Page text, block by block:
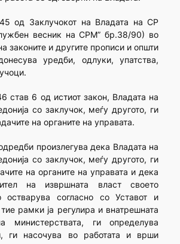
од Заклучокот на Владата на СР
весник на СРМ” бр.38/90) во
законите и другите прописи и општи
уредби, одлуки, упатства,
став 6 од истиот закон, Владата на
со заклучок, меѓу другото, ги
на органите на управата.
произлегува дека Владата на
со заклучок, меѓу другото, ги
на органите на управата и дека
на извршната власт своето
остварува согласно со Уставот и
рамки ја регулира и внатрешната
министерствата, ги определува
ги насочува во работата и врши